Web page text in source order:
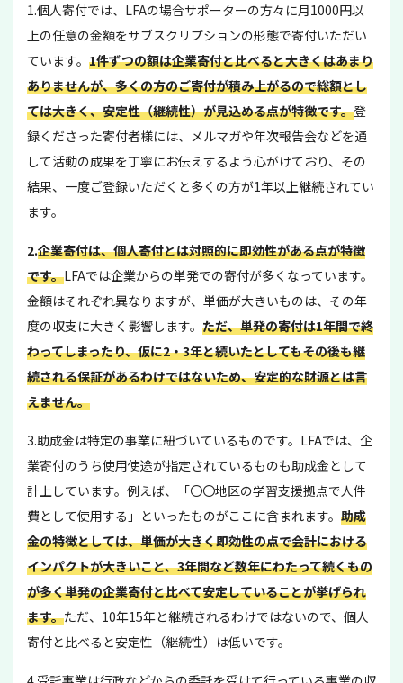
1.個人寄付では、LFAの場合サポーターの方々に月1000円以
上の任意の金額をサブスクリプションの形態で寄付いただい
ています。 1件ずつの額は企業寄付と比べると大きくはあまり
ありませんが、多くの方のご寄付が積み上がるので総額とし
ては大きく、安定性（継続性）が見込める点が特徴です。登
録くださった寄付者様には、メルマガや年次報告会などを通
して活動の成果を丁寧にお伝えするよう心がけており、その
結果、一度ご登録いただくと多くの方が1年以上継続されてい
ます。
2.企業寄付は、個人寄付とは対照的に即効性がある点が特徴
です。LFAでは企業からの単発での寄付が多くなっています。
金額はそれぞれ異なりますが、単価が大きいものは、その年
度の収支に大きく影響します。 ただ、単発の寄付は1年間で終
わってしまったり、仮に2・3年と続いたとしてもその後も継
続される保証があるわけではないため、安定的な財源とは言
えません。
3.助成金は特定の事業に紐づいているものです。LFAでは、企
業寄付のうち使用使途が指定されているものも助成金として
計上しています。例えば、「〇〇地区の学習支援拠点で人件
費として使用する」といったものがここに含まれます。 助成
金の特徴としては、単価が大きく即効性の点で会計における
インパクトが大きいこと、3年間など数年にわたって続くもの
が多く単発の企業寄付と比べて安定していることが挙げられ
ます。ただ、10年15年と継続されるわけではないので、個人
寄付と比べると安定性（継続性）は低いです。